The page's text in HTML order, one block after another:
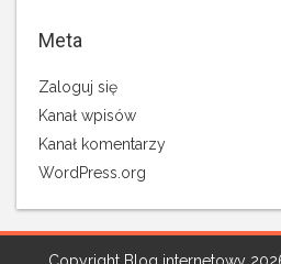
Meta
Zaloguj się
Kanał wpisów
Kanał komentarzy
WordPress.org